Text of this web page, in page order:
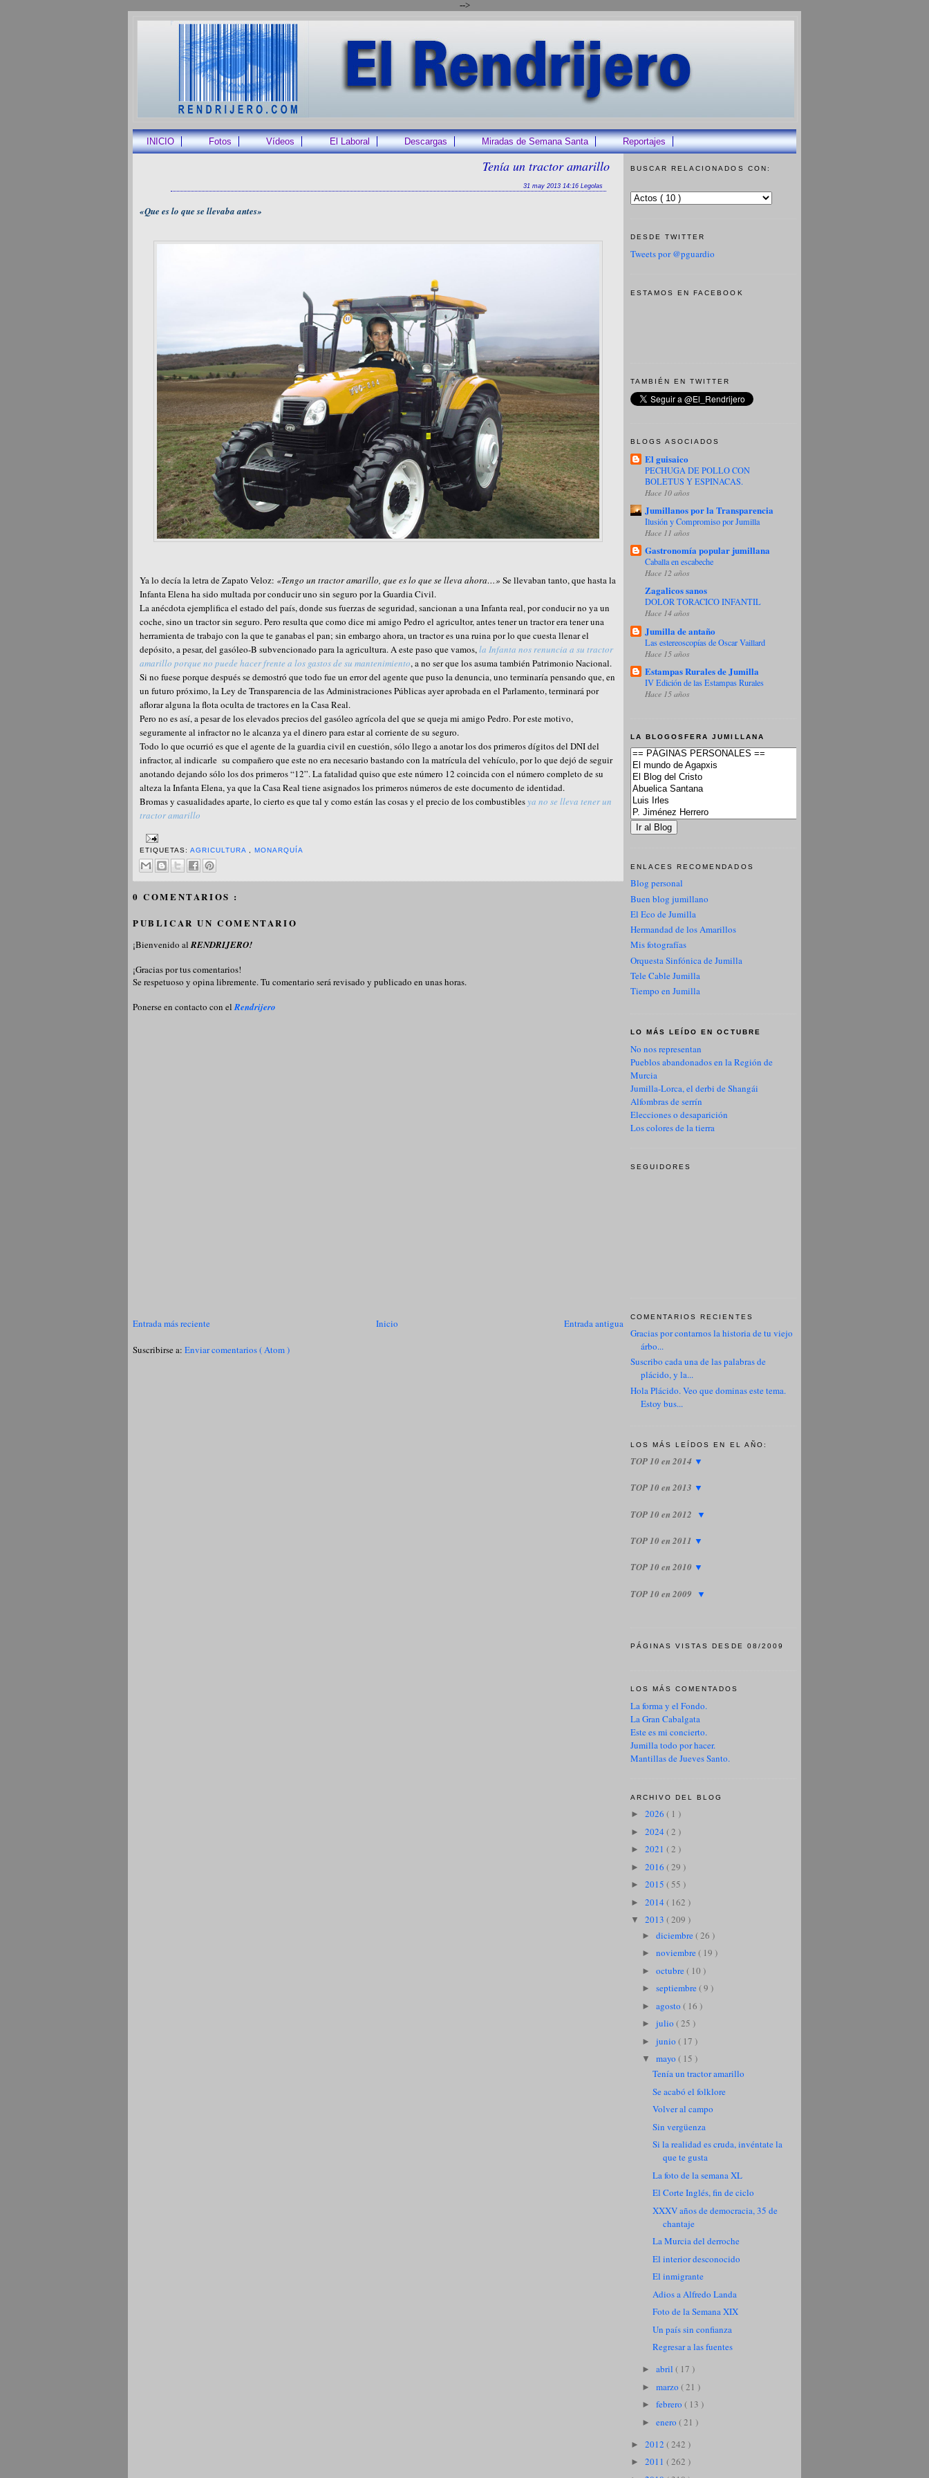
-->
INICIO Fotos Vídeos El Laboral Descargas Miradas de Semana Santa Reportajes
Tenía un tractor amarillo
31 may 2013 14:16 Legolas
«Que es lo que se llevaba antes»
Ya lo decía la letra de Zapato Veloz: «Tengo un tractor amarillo, que es lo que se lleva ahora…» Se llevaban tanto, que hasta la
Infanta Elena ha sido multada por conducir uno sin seguro por la Guardia Civil.
La anécdota ejemplifica el estado del país, donde sus fuerzas de seguridad, sancionan a una Infanta real, por conducir no ya un
coche, sino un tractor sin seguro. Pero resulta que como dice mi amigo Pedro el agricultor, antes tener un tractor era tener una
herramienta de trabajo con la que te ganabas el pan; sin embargo ahora, un tractor es una ruina por lo que cuesta llenar el
depósito, a pesar, del gasóleo-B subvencionado para la agricultura. A este paso que vamos, la Infanta nos renuncia a su tractor
amarillo porque no puede hacer frente a los gastos de su mantenimiento, a no ser que los asuma también Patrimonio Nacional.
Si no fuese porque después se demostró que todo fue un error del agente que puso la denuncia, uno terminaría pensando que, en
un futuro próximo, la Ley de Transparencia de las Administraciones Públicas ayer aprobada en el Parlamento, terminará por
aflorar alguna la flota oculta de tractores en la Casa Real.
Pero no es así, a pesar de los elevados precios del gasóleo agrícola del que se queja mi amigo Pedro. Por este motivo,
seguramente al infractor no le alcanza ya el dinero para estar al corriente de su seguro.
Todo lo que ocurrió es que el agente de la guardia civil en cuestión, sólo llego a anotar los dos primeros dígitos del DNI del
infractor, al indicarle su compañero que este no era necesario bastando con la matrícula del vehículo, por lo que dejó de seguir
anotando dejando sólo los dos primeros “12”. La fatalidad quiso que este número 12 coincida con el número completo de su
alteza la Infanta Elena, ya que la Casa Real tiene asignados los primeros números de este documento de identidad.
Bromas y casualidades aparte, lo cierto es que tal y como están las cosas y el precio de los combustiblesya no se lleva tener un
tractor amarillo
ETIQUETAS:AGRICULTURA ,MONARQUÍA
0 COMENTARIOS :
PUBLICAR UN COMENTARIO
¡Bienvenido alRENDRIJERO!
¡Gracias por tus comentarios!
Se respetuoso y opina libremente. Tu comentario será revisado y publicado en unas horas.
Ponerse en contacto con elRendrijero
Entrada más reciente Entrada antigua
Inicio
Suscribirse a: Enviar comentarios ( Atom )
BUSCAR RELACIONADOS CON:
DESDE TWITTER
Tweets por @pguardio
ESTAMOS EN FACEBOOK
TAMBIÉN EN TWITTER
BLOGS ASOCIADOS
El guisaico
PECHUGA DE POLLO CON
BOLETUS Y ESPINACAS.
Hace 10 años
Jumillanos por la Transparencia
Ilusión y Compromiso por Jumilla
Hace 11 años
Gastronomía popular jumillana
Caballa en escabeche
Hace 12 años
Zagalicos sanos
DOLOR TORACICO INFANTIL
Hace 14 años
Jumilla de antaño
Las estereoscopías de Oscar Vaillard
Hace 15 años
Estampas Rurales de Jumilla
IV Edición de las Estampas Rurales
Hace 15 años
LA BLOGOSFERA JUMILLANA
ENLACES RECOMENDADOS
Blog personal
Buen blog jumillano
El Eco de Jumilla
Hermandad de los Amarillos
Mis fotografías
Orquesta Sinfónica de Jumilla
Tele Cable Jumilla
Tiempo en Jumilla
LO MÁS LEÍDO EN OCTUBRE
No nos representan
Pueblos abandonados en la Región de
Murcia
Jumilla-Lorca, el derbi de Shangái
Alfombras de serrín
Elecciones o desaparición
Los colores de la tierra
SEGUIDORES
COMENTARIOS RECIENTES
Gracias por contarnos la historia de tu viejo
árbo...
Suscribo cada una de las palabras de
plácido, y la...
Hola Plácido. Veo que dominas este tema.
Estoy bus...
LOS MÁS LEÍDOS EN EL AÑO:
TOP 10 en 2014 ▼
TOP 10 en 2013 ▼
TOP 10 en 2012 ▼
TOP 10 en 2011 ▼
TOP 10 en 2010 ▼
TOP 10 en 2009 ▼
PÁGINAS VISTAS DESDE 08/2009
LOS MÁS COMENTADOS
La forma y el Fondo.
La Gran Cabalgata
Este es mi concierto.
Jumilla todo por hacer.
Mantillas de Jueves Santo.
ARCHIVO DEL BLOG
► 2026 ( 1 )
► 2024 ( 2 )
► 2021 ( 2 )
► 2016 ( 29 )
► 2015 ( 55 )
► 2014 ( 162 )
▼ 2013 ( 209 )
► diciembre( 26 )
► noviembre( 19 )
► octubre( 10 )
► septiembre( 9 )
► agosto ( 16 )
► julio ( 25 )
► junio ( 17 )
▼ mayo ( 15 )
Tenía un tractor amarillo
Se acabó el folklore
Volver al campo
Sin vergüenza
Si la realidad es cruda, invéntate la
que te gusta
La foto de la semana XL
El Corte Inglés, fin de ciclo
XXXV años de democracia, 35 de
chantaje
La Murcia del derroche
El interior desconocido
El inmigrante
Adios a Alfredo Landa
Foto de la Semana XIX
Un país sin confianza
Regresar a las fuentes
► abril ( 17 )
► marzo ( 21 )
► febrero ( 13 )
► enero ( 21 )
► 2012 ( 242 )
► 2011 ( 262 )